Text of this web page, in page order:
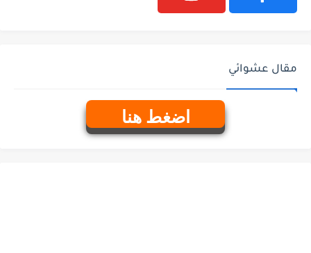
مقال عشوائي
اضغط هنا